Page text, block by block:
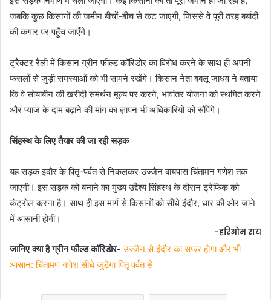
जबकि कुछ किसानों की जमीन बीचों-बीच से कट जाएगी, जिससे वे पूरी तरह बर्बादी
की कगार पर पहुँच जाएँगे।
ट्रैक्टर रैली में किसान ग्रीन फील्ड कॉरिडोर का विरोध करने के साथ ही अपनी
फसलों से जुड़ी समस्याओं को भी सामने रखेंगे। किसान नेता बबलू जाधव ने बताया
कि वे सोयाबीन की खरीदी समर्थन मूल्य पर करने, भावांतर योजना को स्थगित करने
और प्याज के दाम बढ़ाने की मांग का ज्ञापन भी अधिकारियों को सौंपेंगे।
सिंहस्थ के लिए तैयार की जा रही सड़क
यह सड़क इंदौर के पितृ-पर्वत से निकलकर उज्जैन बायपास चिंतामन गणेश तक
जाएगी। इस सड़क को बनाने का मुख्य उद्दैश्य सिंहस्थ के दौरान ट्रैफिक को
कंट्रोल करना है। साथ ही इस मार्ग से किसानों को सीधे इंदौर, धार की ओर जाने
में आसानी होगी।
-हरिओम राय
जानिए क्या है ग्रीन फील्ड कॉरिडोर-उज्जैन से इंदौर का सफर होगा और भी
आसान: चिंतामण गणेश सीधे जुड़ेगा पितृ पर्वत से